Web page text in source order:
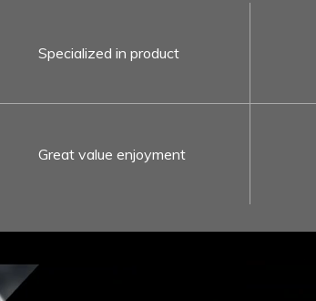
Specialized in product
Great value enjoyment